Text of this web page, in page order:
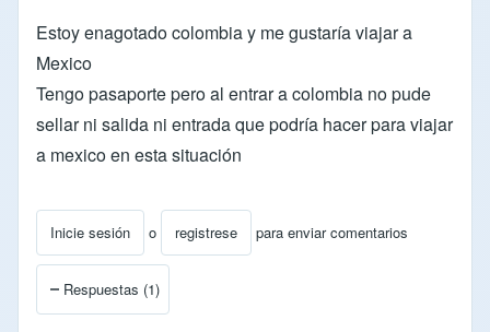
Estoy enagotado colombia y me gustaría viajar a
Mexico
Tengo pasaporte pero al entrar a colombia no pude
sellar ni salida ni entrada que podría hacer para viajar
a mexico en esta situación
Inicie sesión o registrese para enviar comentarios
Respuestas (1)